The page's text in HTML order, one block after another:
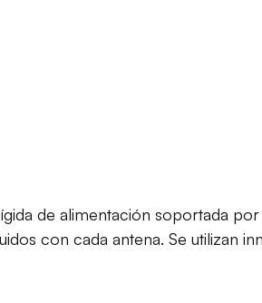
de alimentación soportada
con cada antena. Se utilizan